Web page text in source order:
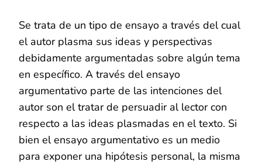
Se trata de un tipo de ensayo a través del cual
el autor plasma sus ideas y perspectivas
debidamente argumentadas sobre algún tema
en específico. A través del ensayo
argumentativo parte de las intenciones del
autor son el tratar de persuadir al lector con
respecto a las ideas plasmadas en el texto. Si
bien el ensayo argumentativo es un medio
para exponer una hipótesis personal, la misma